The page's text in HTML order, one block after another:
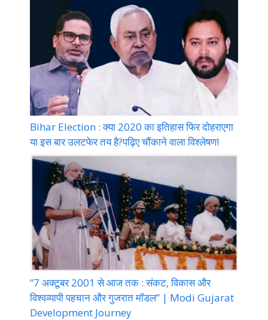
Bihar Election : क्या 2020 का इतिहास फिर दोहराएगा
या इस बार उलटफेर तय है?पढ़िए चौंकाने वाला विश्लेषण!
“7 अक्टूबर 2001 से आज तक : संकट, विकास और
विश्वव्यापी पहचान और गुजरात मॉडल” | Modi Gujarat
Development Journey